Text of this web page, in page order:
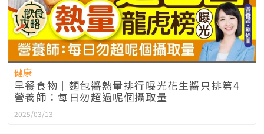
健康
早餐食物｜麵包醬熱量排行曝光花生醬只排第4
營養師：每日勿超過呢個攝取量
2025/03/13